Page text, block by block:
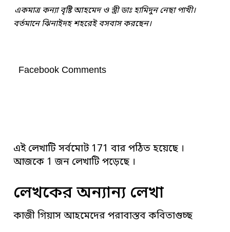
একমাত্র কন্যা বৃষ্টি আহমেদ ও স্ত্রী ডাঃ হামিদুন নেছা পাখী।
বর্তমানে ঝিনাইদহ শহরেই বসবাস করছেন।
Facebook Comments
এই লেখাটি সর্বমোট 171 বার পঠিত হয়েছে ।
আজকে 1 জন লেখাটি পড়েছে ।
লেখকের অন্যান্য লেখা
কাজী গিয়াস আহমেদের পরাবাস্তব কবিতাগুচ্ছ